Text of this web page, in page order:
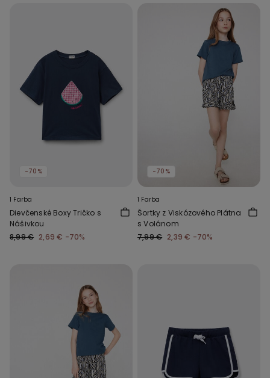
-70%
1 Farba
Dievčenské Boxy Tričko s
Nášivkou
8,99 € 2,69 € -70%
-70%
1 Farba
Šortky z Viskózového Plátna
s Volánom
7,99 € 2,39 € -70%